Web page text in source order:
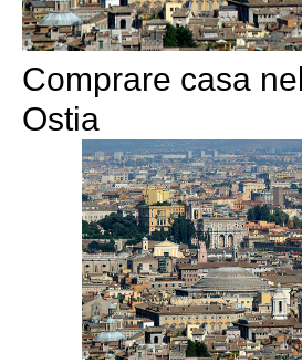
Comprare casa
Ostia